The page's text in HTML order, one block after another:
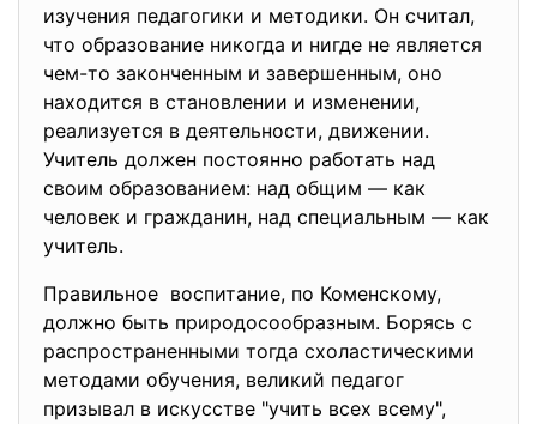
изучения педагогики и методики. Он считал,
что образование никогда и нигде не является
чем-то законченным и завершенным, оно
находится в становлении и изменении,
реализуется в деятельности, движении.
Учитель должен постоянно работать над
своим образованием: над общим — как
человек и гражданин, над специальным — как
учитель.
Правильное воспитание, по Коменскому,
должно быть природосообразным. Борясь с
распространенными тогда схоластическими
методами обучения, великий педагог
призывал в искусстве "учить всех всему",